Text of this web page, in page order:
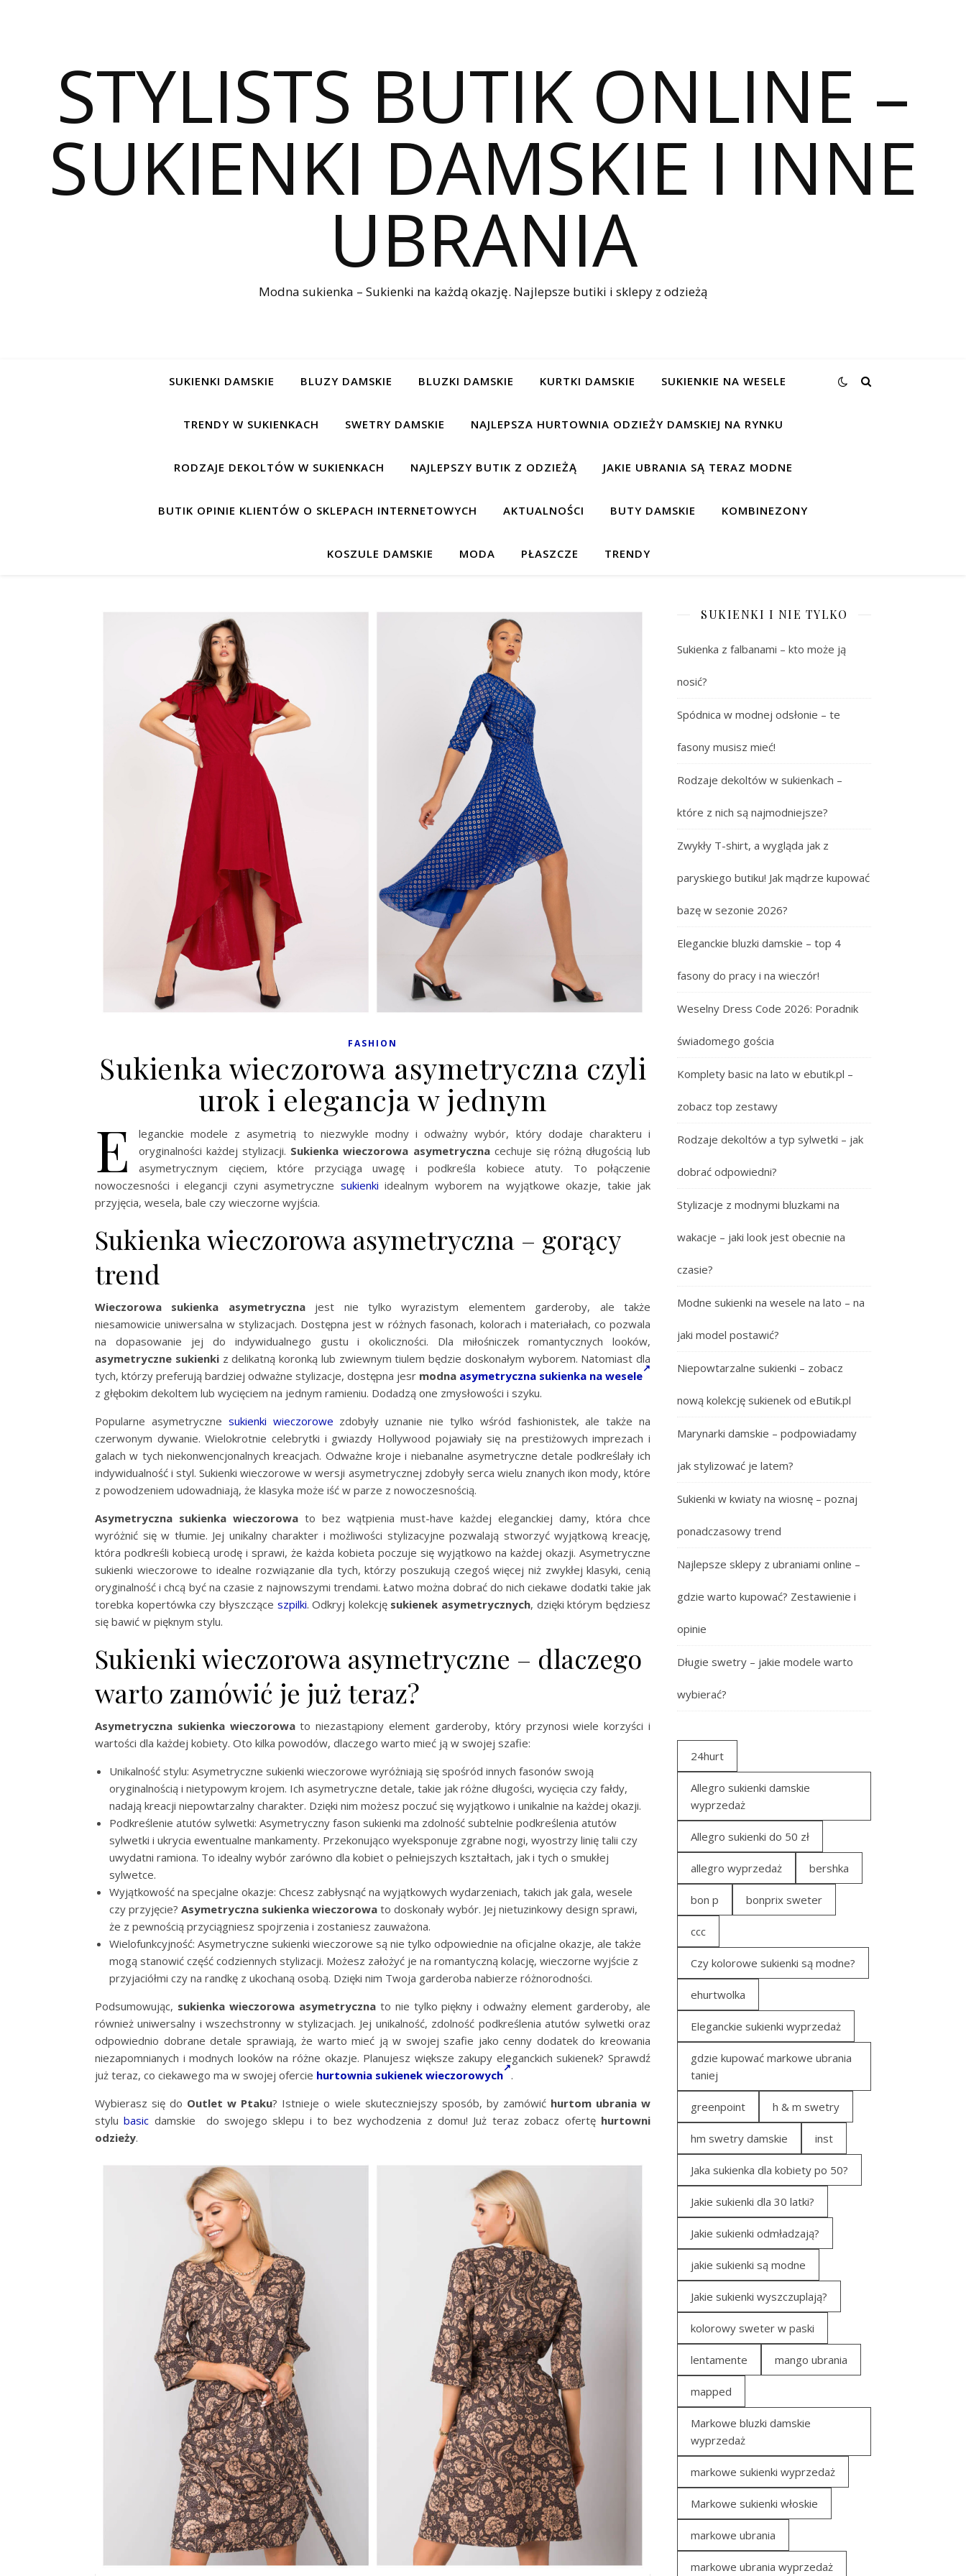
STYLISTS BUTIK ONLINE –
SUKIENKI DAMSKIE I INNE
UBRANIA
Modna sukienka – Sukienki na każdą okazję. Najlepsze butiki i sklepy z odzieżą
SUKIENKI DAMSKIE BLUZY DAMSKIE BLUZKI DAMSKIE KURTKI DAMSKIE SUKIENKIE NA WESELE
TRENDY W SUKIENKACH SWETRY DAMSKIE NAJLEPSZA HURTOWNIA ODZIEŻY DAMSKIEJ NA RYNKU
RODZAJE DEKOLTÓW W SUKIENKACH NAJLEPSZY BUTIK Z ODZIEŻĄ JAKIE UBRANIA SĄ TERAZ MODNE
BUTIK OPINIE KLIENTÓW O SKLEPACH INTERNETOWYCH AKTUALNOŚCI BUTY DAMSKIE KOMBINEZONY
KOSZULE DAMSKIE MODA PŁASZCZE TRENDY
FASHION
Sukienka wieczorowa asymetryczna czyli
urok i elegancja w jednym
E
leganckie modele z asymetrią to niezwykle modny i odważny wybór, który dodaje charakteru i
oryginalności każdej stylizacji. Sukienka wieczorowa asymetryczna cechuje się różną długością lub
asymetrycznym cięciem, które przyciąga uwagę i podkreśla kobiece atuty. To połączenie
nowoczesności i elegancji czyni asymetryczne sukienki idealnym wyborem na wyjątkowe okazje, takie jak
przyjęcia, wesela, bale czy wieczorne wyjścia.
Sukienka wieczorowa asymetryczna – gorący
trend
Wieczorowa sukienka asymetrycznajest nie tylko wyrazistym elementem garderoby, ale także
niesamowicie uniwersalna w stylizacjach. Dostępna jest w różnych fasonach, kolorach i materiałach, co pozwala
na dopasowanie jej do indywidualnego gustu i okoliczności. Dla miłośniczek romantycznych looków,
asymetryczne sukienkiz delikatną koronką lub zwiewnym tiulem będzie doskonałym wyborem. Natomiast dla
tych, którzy preferują bardziej odważne stylizacje, dostępna jesr modna asymetryczna sukienka na wesele
z głębokim dekoltem lub wycięciem na jednym ramieniu. Dodadzą one zmysłowości i szyku.
Popularne asymetryczne sukienki wieczorowe zdobyły uznanie nie tylko wśród fashionistek, ale także na
czerwonym dywanie. Wielokrotnie celebrytki i gwiazdy Hollywood pojawiały się na prestiżowych imprezach i
galach w tych niekonwencjonalnych kreacjach. Odważne kroje i niebanalne asymetryczne detale podkreślały ich
indywidualność i styl. Sukienki wieczorowe w wersji asymetrycznej zdobyły serca wielu znanych ikon mody, które
z powodzeniem udowadniają, że klasyka może iść w parze z nowoczesnością.
Asymetryczna sukienka wieczorowato bez wątpienia must-have każdej eleganckiej damy, która chce
wyróżnić się w tłumie. Jej unikalny charakter i możliwości stylizacyjne pozwalają stworzyć wyjątkową kreację,
która podkreśli kobiecą urodę i sprawi, że każda kobieta poczuje się wyjątkowo na każdej okazji. Asymetryczne
sukienki wieczorowe to idealne rozwiązanie dla tych, którzy poszukują czegoś więcej niż zwykłej klasyki, cenią
oryginalność i chcą być na czasie z najnowszymi trendami. Łatwo można dobrać do nich ciekawe dodatki takie jak
torebka kopertówka czy błyszczące szpilki. Odkryj kolekcję sukienek asymetrycznych, dzięki którym będziesz
się bawić w pięknym stylu.
Sukienki wieczorowa asymetryczne – dlaczego
warto zamówić je już teraz?
Asymetryczna sukienka wieczorowato niezastąpiony element garderoby, który przynosi wiele korzyści i
wartości dla każdej kobiety. Oto kilka powodów, dlaczego warto mieć ją w swojej szafie:
Unikalność stylu: Asymetryczne sukienki wieczorowe wyróżniają się spośród innych fasonów swoją
oryginalnością i nietypowym krojem. Ich asymetryczne detale, takie jak różne długości, wycięcia czy fałdy,
nadają kreacji niepowtarzalny charakter. Dzięki nim możesz poczuć się wyjątkowo i unikalnie na każdej okazji.
Podkreślenie atutów sylwetki: Asymetryczny fason sukienki ma zdolność subtelnie podkreślenia atutów
sylwetki i ukrycia ewentualne mankamenty. Przekonująco wyeksponuje zgrabne nogi, wyostrzy linię talii czy
uwydatni ramiona. To idealny wybór zarówno dla kobiet o pełniejszych kształtach, jak i tych o smukłej
sylwetce.
Wyjątkowość na specjalne okazje: Chcesz zabłysnąć na wyjątkowych wydarzeniach, takich jak gala, wesele
czy przyjęcie? Asymetryczna sukienka wieczorowa to doskonały wybór. Jej nietuzinkowy design sprawi,
że z pewnością przyciągniesz spojrzenia i zostaniesz zauważona.
Wielofunkcyjność: Asymetryczne sukienki wieczorowe są nie tylko odpowiednie na oficjalne okazje, ale także
mogą stanowić część codziennych stylizacji. Możesz założyć je na romantyczną kolację, wieczorne wyjście z
przyjaciółmi czy na randkę z ukochaną osobą. Dzięki nim Twoja garderoba nabierze różnorodności.
Podsumowując, sukienka wieczorowa asymetrycznato nie tylko piękny i odważny element garderoby, ale
również uniwersalny i wszechstronny w stylizacjach. Jej unikalność, zdolność podkreślenia atutów sylwetki oraz
odpowiednio dobrane detale sprawiają, że warto mieć ją w swojej szafie jako cenny dodatek do kreowania
niezapomnianych i modnych looków na różne okazje. Planujesz większe zakupy eleganckich sukienek? Sprawdź
już teraz, co ciekawego ma w swojej ofercie hurtownia sukienek wieczorowych .
Wybierasz się do Outlet w Ptaku? Istnieje o wiele skuteczniejszy sposób, by zamówić hurtom ubrania w
stylubasic damskie do swojego sklepu i to bez wychodzenia z domu! Już teraz zobacz ofertę hurtowni
odzieży.
SUKIENKI I NIE TYLKO
Sukienka z falbanami – kto może ją
nosić?
Spódnica w modnej odsłonie – te
fasony musisz mieć!
Rodzaje dekoltów w sukienkach –
które z nich są najmodniejsze?
Zwykły T-shirt, a wygląda jak z
paryskiego butiku! Jak mądrze kupować
bazę w sezonie 2026?
Eleganckie bluzki damskie – top 4
fasony do pracy i na wieczór!
Weselny Dress Code 2026: Poradnik
świadomego gościa
Komplety basic na lato w ebutik.pl –
zobacz top zestawy
Rodzaje dekoltów a typ sylwetki – jak
dobrać odpowiedni?
Stylizacje z modnymi bluzkami na
wakacje – jaki look jest obecnie na
czasie?
Modne sukienki na wesele na lato – na
jaki model postawić?
Niepowtarzalne sukienki – zobacz
nową kolekcję sukienek od eButik.pl
Marynarki damskie – podpowiadamy
jak stylizować je latem?
Sukienki w kwiaty na wiosnę – poznaj
ponadczasowy trend
Najlepsze sklepy z ubraniami online –
gdzie warto kupować? Zestawienie i
opinie
Długie swetry – jakie modele warto
wybierać?
24hurt
Allegro sukienki damskie
wyprzedaż
Allegro sukienki do 50 zł
allegro wyprzedaż bershka
bon p bonprix sweter
ccc
Czy kolorowe sukienki są modne?
ehurtwolka
Eleganckie sukienki wyprzedaż
gdzie kupować markowe ubrania
taniej
greenpoint h & m swetry
hm swetry damskie inst
Jaka sukienka dla kobiety po 50?
Jakie sukienki dla 30 latki?
Jakie sukienki odmładzają?
jakie sukienki są modne
Jakie sukienki wyszczuplają?
kolorowy sweter w paski
lentamente mango ubrania
mapped
Markowe bluzki damskie
wyprzedaż
markowe sukienki wyprzedaż
Markowe sukienki włoskie
markowe ubrania
markowe ubrania wyprzedaż